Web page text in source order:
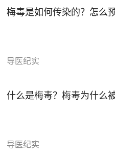
梅毒是如何传染的？怎么
导医纪实
什么是梅毒？梅毒为什么
导医纪实